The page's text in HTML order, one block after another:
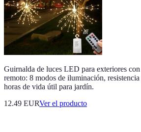
Guirnalda de luces LED para exteriores
remoto: 8 modos de iluminación,
horas de vida útil para jardín.
12.49 EURVer el producto